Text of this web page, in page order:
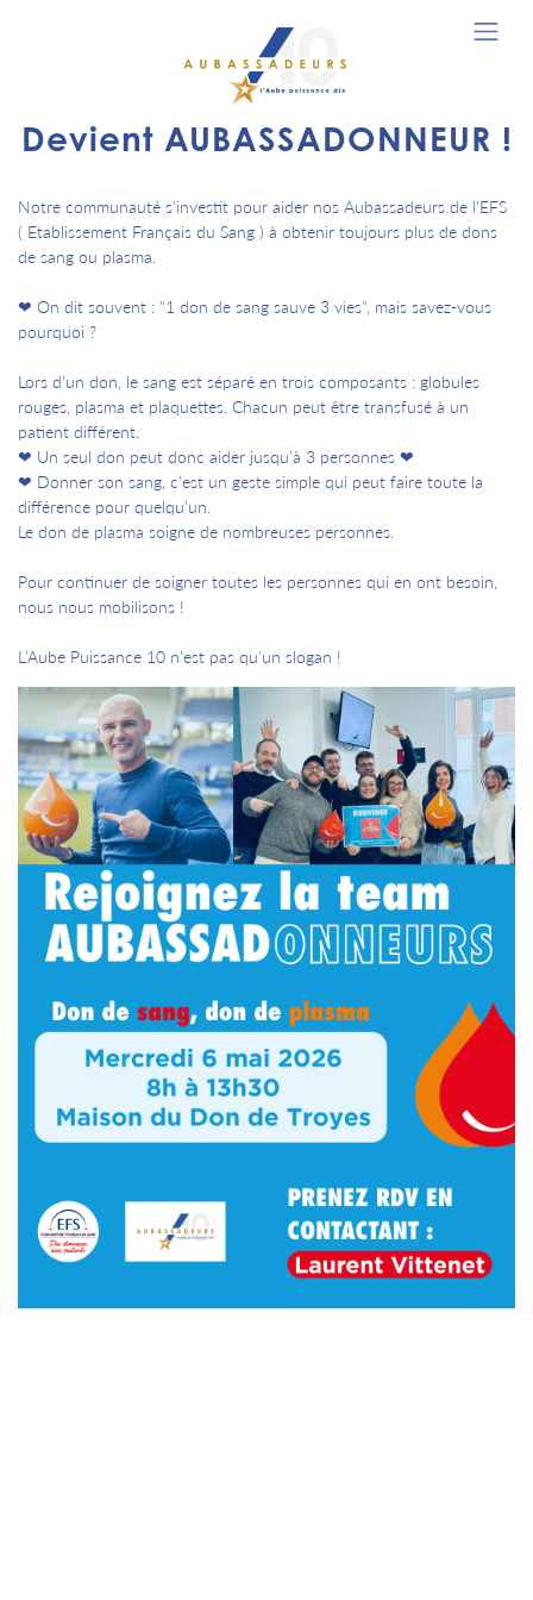
Devient AUBASSADONNEUR !
Notre communauté s'investit pour aider nos Aubassadeurs de l'EFS
( Etablissement Français du Sang ) à obtenir toujours plus de dons
de sang ou plasma.
❤ On dit souvent : "1 don de sang sauve 3 vies", mais savez-vous
pourquoi ?
Lors d’un don, le sang est séparé en trois composants : globules
rouges, plasma et plaquettes. Chacun peut être transfusé à un
patient différent.
❤ Un seul don peut donc aider jusqu’à 3 personnes ❤
❤ Donner son sang, c’est un geste simple qui peut faire toute la
différence pour quelqu’un.
Le don de plasma soigne de nombreuses personnes.
Pour continuer de soigner toutes les personnes qui en ont besoin,
nous nous mobilisons !
L'Aube Puissance 10 n'est pas qu'un slogan !